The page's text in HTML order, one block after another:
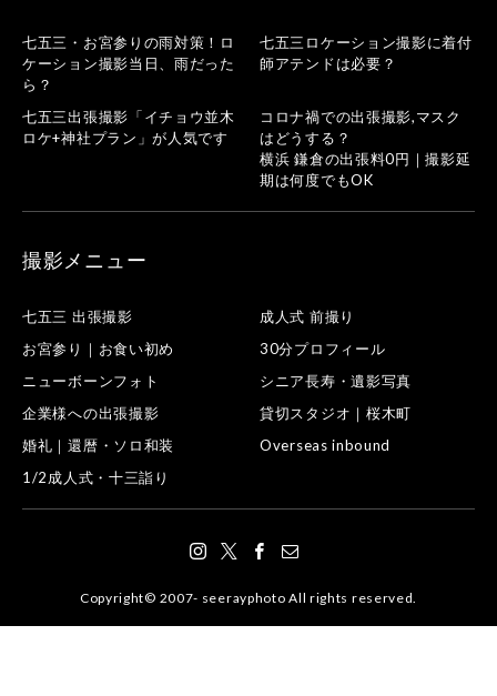
七五三・お宮参りの雨対策！ロ
ケーション撮影当日、雨だった
ら？
七五三ロケーション撮影に着付
師アテンドは必要？
七五三出張撮影「イチョウ並木
ロケ+神社プラン」が人気です
コロナ禍での出張撮影,マスク
はどうする？
横浜 鎌倉の出張料0円｜撮影延
期は何度でもOK
撮影メニュー
七五三 出張撮影
成人式 前撮り
お宮参り｜お食い初め
30分プロフィール
ニューボーンフォト
シニア長寿・遺影写真
企業様への出張撮影
貸切スタジオ｜桜木町
婚礼｜還暦・ソロ和装
Overseas inbound
1/2成人式・十三詣り
Copyright© 2007- seerayphoto All rights reserved.